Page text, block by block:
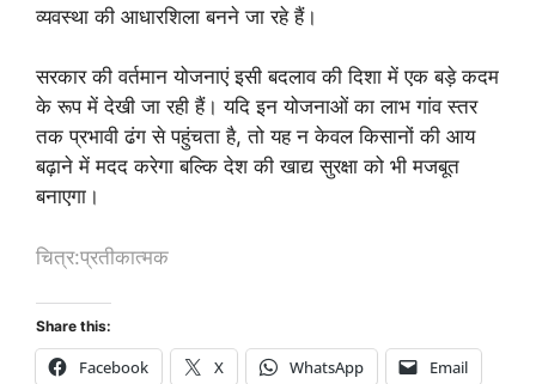
व्यवस्था की आधारशिला बनने जा रहे हैं।
सरकार की वर्तमान योजनाएं इसी बदलाव की दिशा में एक बड़े कदम
के रूप में देखी जा रही हैं। यदि इन योजनाओं का लाभ गांव स्तर
तक प्रभावी ढंग से पहुंचता है, तो यह न केवल किसानों की आय
बढ़ाने में मदद करेगा बल्कि देश की खाद्य सुरक्षा को भी मजबूत
बनाएगा।
चित्र:प्रतीकात्मक
Share this:
Facebook X WhatsApp Email